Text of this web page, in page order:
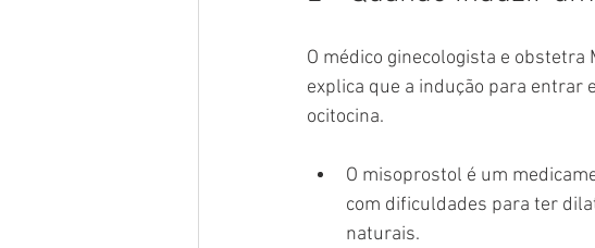
O médico ginecologista e obstetra
explica que a indução para
ocitocina.
O misoprostol é um
com dificuldades para ter
naturais.